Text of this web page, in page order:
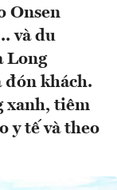
Onsen
và du
Long
đón khách.
xanh, tiêm
y tế và theo